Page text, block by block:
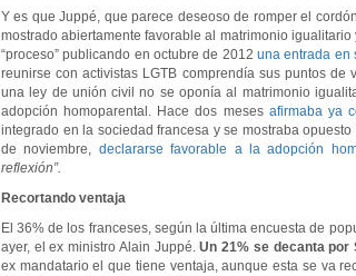
Y es que Juppé, que parece deseoso de romper el
mostrado abiertamente favorable al matrimonio
“proceso” publicando en octubre de 2012 una entrada en
reunirse con activistas LGTB comprendía sus puntos
una ley de unión civil no se oponía al matrimonio
adopción homoparental. Hace dos meses afirmaba ya
integrado en la sociedad francesa y se mostraba
de noviembre, declararse favorable a la adopción
reflexión”.
Recortando ventaja
El 36% de los franceses, según la última encuesta de
ayer, el ex ministro Alain Juppé.Un 21% se decanta por
ex mandatario el que tiene ventaja, aunque esta se va